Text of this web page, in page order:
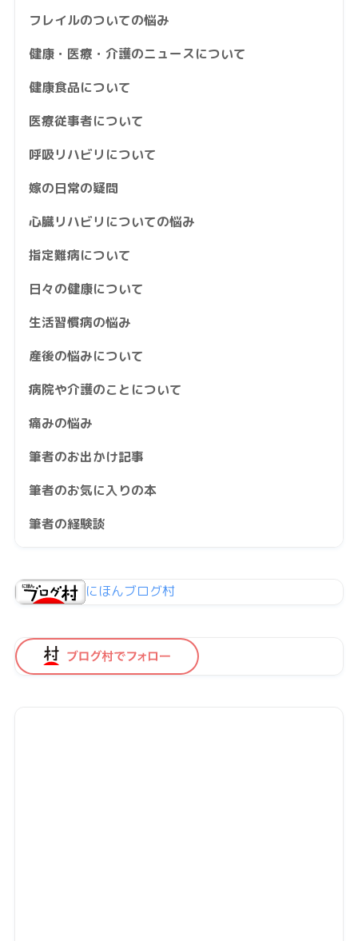
フレイルのついての悩み
健康・医療・介護のニュースについて
健康食品について
医療従事者について
呼吸リハビリについて
嫁の日常の疑問
心臓リハビリについての悩み
指定難病について
日々の健康について
生活習慣病の悩み
産後の悩みについて
病院や介護のことについて
痛みの悩み
筆者のお出かけ記事
筆者のお気に入りの本
筆者の経験談
にほんブログ村